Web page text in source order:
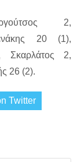
2,
20 (1),
Σκαρλάτος 2,
26 (2).
Twitter